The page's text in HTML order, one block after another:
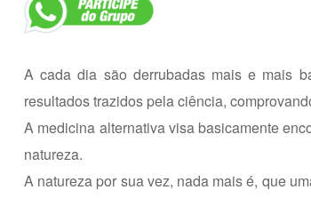
A cada dia são derrubadas mais e mais
resultados trazidos pela ciência,
A medicina alternativa visa basicamente
natureza.
A natureza por sua vez, nada mais é, que